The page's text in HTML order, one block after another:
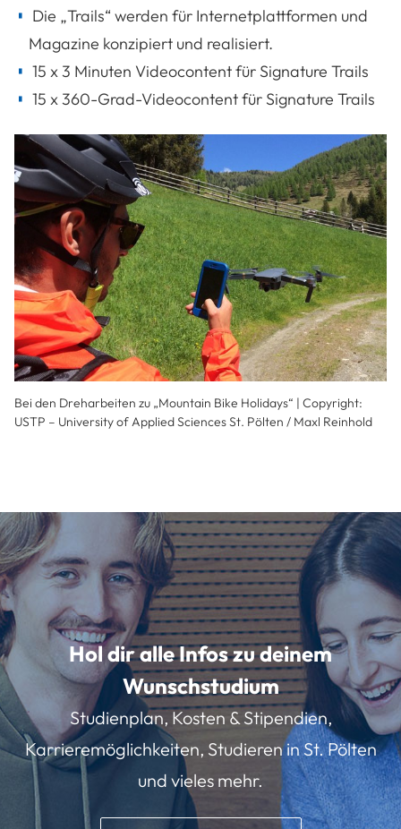
Die „Trails“ werden für Internetplattformen und
Magazine konzipiert und realisiert.
15 x 3 Minuten Videocontent für Signature Trails
15 x 360-Grad-Videocontent für Signature Trails
Bei den Dreharbeiten zu „Mountain Bike Holidays“ | Copyright:
USTP – University of Applied Sciences St. Pölten / Maxl Reinhold
Hol dir alle Infos zu deinem
Wunschstudium
Studienplan, Kosten & Stipendien,
Karrieremöglichkeiten, Studieren in St. Pölten
und vieles mehr.